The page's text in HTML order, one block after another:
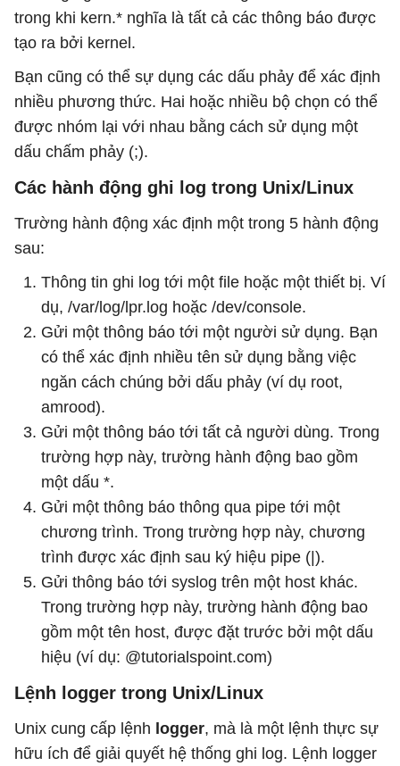
trong khi kern.* nghĩa là tất cả các thông báo được
tạo ra bởi kernel.
Bạn cũng có thể sự dụng các dấu phảy để xác định
nhiều phương thức. Hai hoặc nhiều bộ chọn có thể
được nhóm lại với nhau bằng cách sử dụng một
dấu chấm phảy (;).
Các hành động ghi log trong Unix/Linux
Trường hành động xác định một trong 5 hành động
sau:
Thông tin ghi log tới một file hoặc một thiết bị. Ví
dụ, /var/log/lpr.log hoặc /dev/console.
Gửi một thông báo tới một người sử dụng. Bạn
có thể xác định nhiều tên sử dụng bằng việc
ngăn cách chúng bởi dấu phảy (ví dụ root,
amrood).
Gửi một thông báo tới tất cả người dùng. Trong
trường hợp này, trường hành động bao gồm
một dấu *.
Gửi một thông báo thông qua pipe tới một
chương trình. Trong trường hợp này, chương
trình được xác định sau ký hiệu pipe (|).
Gửi thông báo tới syslog trên một host khác.
Trong trường hợp này, trường hành động bao
gồm một tên host, được đặt trước bởi một dấu
hiệu (ví dụ: @tutorialspoint.com)
Lệnh logger trong Unix/Linux
Unix cung cấp lệnh logger, mà là một lệnh thực sự
hữu ích để giải quyết hệ thống ghi log. Lệnh logger